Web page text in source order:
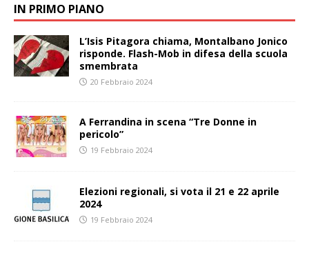
IN PRIMO PIANO
L’Isis Pitagora chiama, Montalbano Jonico
risponde. Flash-Mob in difesa della scuola
smembrata
20 Febbraio 2024
A Ferrandina in scena “Tre Donne in
pericolo”
19 Febbraio 2024
Elezioni regionali, si vota il 21 e 22 aprile
2024
19 Febbraio 2024